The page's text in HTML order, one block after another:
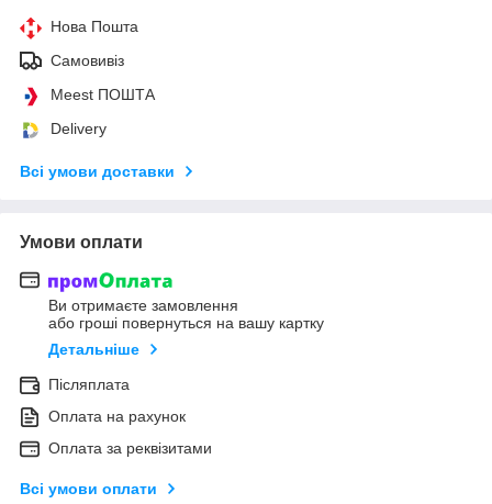
Нова Пошта
Самовивіз
Meest ПОШТА
Delivery
Всі умови доставки
Умови оплати
Ви отримаєте замовлення
або гроші повернуться на вашу картку
Детальніше
Післяплата
Оплата на рахунок
Оплата за реквізитами
Всі умови оплати